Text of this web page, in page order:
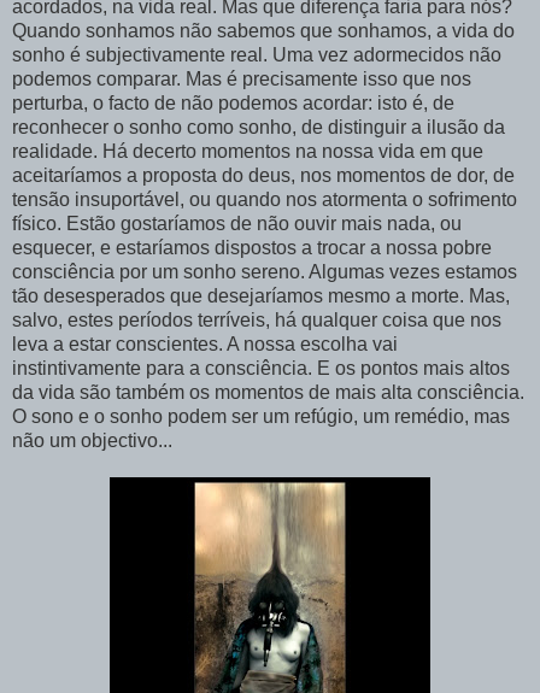
acordados, na vida real. Mas que diferença faria para nós?
Quando sonhamos não sabemos que sonhamos, a vida do
sonho é subjectivamente real. Uma vez adormecidos não
podemos comparar. Mas é precisamente isso que nos
perturba, o facto de não podemos acordar: isto é, de
reconhecer o sonho como sonho, de distinguir a ilusão da
realidade. Há decerto momentos na nossa vida em que
aceitaríamos a proposta do deus, nos momentos de dor, de
tensão insuportável, ou quando nos atormenta o sofrimento
físico. Estão gostaríamos de não ouvir mais nada, ou
esquecer, e estaríamos dispostos a trocar a nossa pobre
consciência por um sonho sereno. Algumas vezes estamos
tão desesperados que desejaríamos mesmo a morte. Mas,
salvo, estes períodos terríveis, há qualquer coisa que nos
leva a estar conscientes. A nossa escolha vai
instintivamente para a consciência. E os pontos mais altos
da vida são também os momentos de mais alta consciência.
O sono e o sonho podem ser um refúgio, um remédio, mas
não um objectivo...